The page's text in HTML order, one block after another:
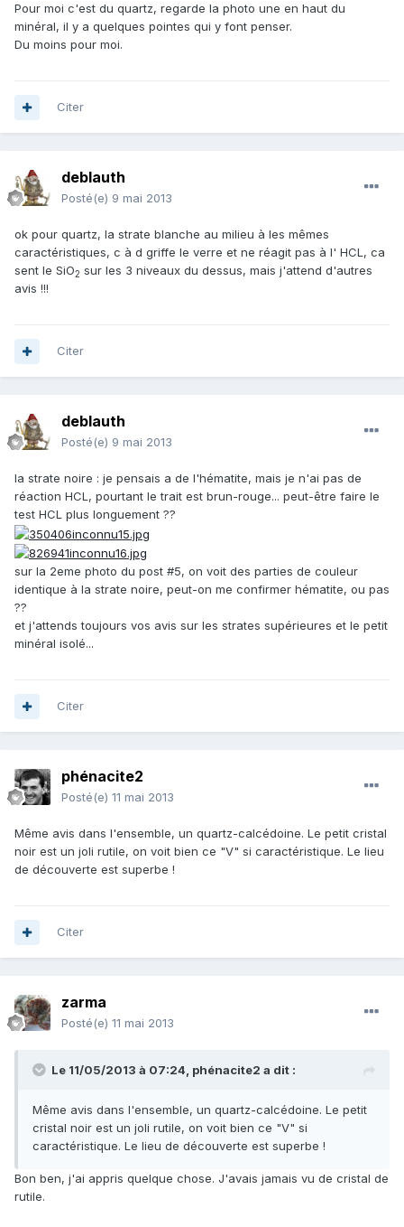
Pour moi c'est du quartz, regarde la photo une en haut du
minéral, il y a quelques pointes qui y font penser.
Du moins pour moi.
Citer
deblauth
Posté(e) 9 mai 2013
ok pour quartz, la strate blanche au milieu à les mêmes
caractéristiques, c à d griffe le verre et ne réagit pas à l' HCL, ca
sent le SiO2 sur les 3 niveaux du dessus, mais j'attend d'autres
avis !!!
Citer
deblauth
Posté(e) 9 mai 2013
la strate noire : je pensais a de l'hématite, mais je n'ai pas de
réaction HCL, pourtant le trait est brun-rouge... peut-être faire le
test HCL plus longuement ??
sur la 2eme photo du post #5, on voit des parties de couleur
identique à la strate noire, peut-on me confirmer hématite, ou pas
??
et j'attends toujours vos avis sur les strates supérieures et le petit
minéral isolé...
Citer
phénacite2
Posté(e) 11 mai 2013
Même avis dans l'ensemble, un quartz-calcédoine. Le petit cristal
noir est un joli rutile, on voit bien ce "V" si caractéristique. Le lieu
de découverte est superbe !
Citer
zarma
Posté(e) 11 mai 2013
Le 11/05/2013 à 07:24, phénacite2 a dit :
Même avis dans l'ensemble, un quartz-calcédoine. Le petit
cristal noir est un joli rutile, on voit bien ce "V" si
caractéristique. Le lieu de découverte est superbe !
Bon ben, j'ai appris quelque chose. J'avais jamais vu de cristal de
rutile.